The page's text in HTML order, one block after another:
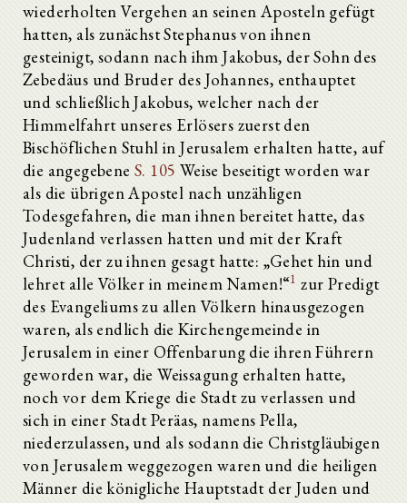
wiederholten Vergehen an seinen Aposteln gefügt
hatten, als zunächst Stephanus von ihnen
gesteinigt, sodann nach ihm Jakobus, der Sohn des
Zebedäus und Bruder des Johannes, enthauptet
und schließlich Jakobus, welcher nach der
Himmelfahrt unseres Erlösers zuerst den
Bischöflichen Stuhl in Jerusalem erhalten hatte, auf
die angegebeneS. 105 Weise beseitigt worden war
als die übrigen Apostel nach unzähligen
Todesgefahren, die man ihnen bereitet hatte, das
Judenland verlassen hatten und mit der Kraft
Christi, der zu ihnen gesagt hatte: „Gehet hin und
lehret alle Völker in meinem Namen!“1 zur Predigt
des Evangeliums zu allen Völkern hinausgezogen
waren, als endlich die Kirchengemeinde in
Jerusalem in einer Offenbarung die ihren Führern
geworden war, die Weissagung erhalten hatte,
noch vor dem Kriege die Stadt zu verlassen und
sich in einer Stadt Peräas, namens Pella,
niederzulassen, und als sodann die Christgläubigen
von Jerusalem weggezogen waren und die heiligen
Männer die königliche Hauptstadt der Juden und